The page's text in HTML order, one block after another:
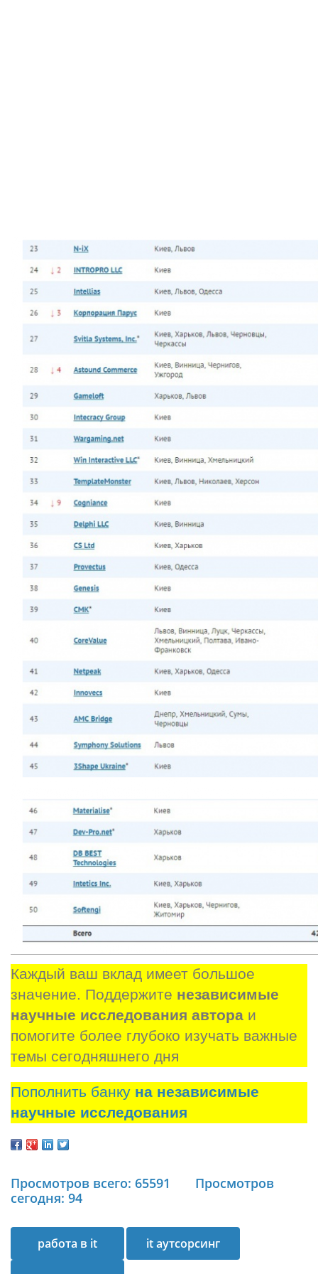
Каждый ваш вклад имеет большое
значение. Поддержите независимые
научные исследования автора и
помогите более глубоко изучать важные
темы сегодняшнего дня
Пополнить банку на независимые
научные исследования
Просмотров всего: 65591
Просмотров
сегодня: 94
работа в it it аутсорсинг